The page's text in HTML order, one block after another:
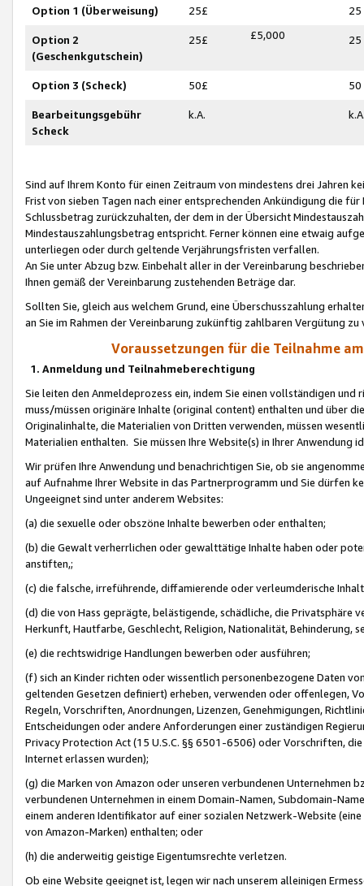
Option 1 (Überweisung) 25£ 25
Option 2
(Geschenkgutschein)
25£ £5,000 25
Option 3 (Scheck) 50£ 50
Bearbeitungsgebühr
Scheck
k.A.
Sind auf Ihrem Konto für einen Zeitraum von mindestens drei Jahren
Frist von sieben Tagen nach einer entsprechenden Ankündigung die
Schlussbetrag zurückzuhalten, der dem in der Übersicht
Mindestauszahlungsbetrag entspricht. Ferner können eine etwaig
unterliegen oder durch geltende Verjährungsfristen verfallen.
An Sie unter Abzug bzw. Einbehalt aller in der Vereinbarung
Ihnen gemäß der Vereinbarung zustehenden Beträge dar.
Sollten Sie, gleich aus welchem Grund, eine Überschusszahlung
an Sie im Rahmen der Vereinbarung zukünftig zahlbaren Vergütung zu
Voraussetzungen für die Teilnahme
1. Anmeldung und Teilnahmeberechtigung
Sie leiten den Anmeldeprozess ein, indem Sie einen vollständigen
muss/müssen originäre Inhalte (original content) enthalten und über
Originalinhalte, die Materialien von Dritten verwenden, müssen
Materialien enthalten. Sie müssen Ihre Website(s) in Ihrer Anwendung
Wir prüfen Ihre Anwendung und benachrichtigen Sie, ob sie
auf Aufnahme Ihrer Website in das Partnerprogramm und Sie dürfen
Ungeeignet sind unter anderem Websites:
(a) die sexuelle oder obszöne Inhalte bewerben oder enthalten;
(b) die Gewalt verherrlichen oder gewalttätige Inhalte haben oder
anstiften,;
(c) die falsche, irreführende, diffamierende oder verleumderische
(d) die von Hass geprägte, belästigende, schädliche, die Privatsphäre
Herkunft, Hautfarbe, Geschlecht, Religion, Nationalität, Behinderung,
(e) die rechtswidrige Handlungen bewerben oder ausführen;
(f) sich an Kinder richten oder wissentlich personenbezogene Daten
geltenden Gesetzen definiert) erheben, verwenden oder offenlegen,
Regeln, Vorschriften, Anordnungen, Lizenzen, Genehmigungen,
Entscheidungen oder andere Anforderungen einer zuständigen
Privacy Protection Act (15 U.S.C. §§ 6501-6506) oder Vorschriften,
Internet erlassen wurden);
(g) die Marken von Amazon oder unseren verbundenen Unternehmen
verbundenen Unternehmen in einem Domain-Namen, Subdomain-
einem anderen Identifikator auf einer sozialen Netzwerk-Website
von Amazon-Marken) enthalten; oder
(h) die anderweitig geistige Eigentumsrechte verletzen.
Ob eine Website geeignet ist, legen wir nach unserem alleinigen